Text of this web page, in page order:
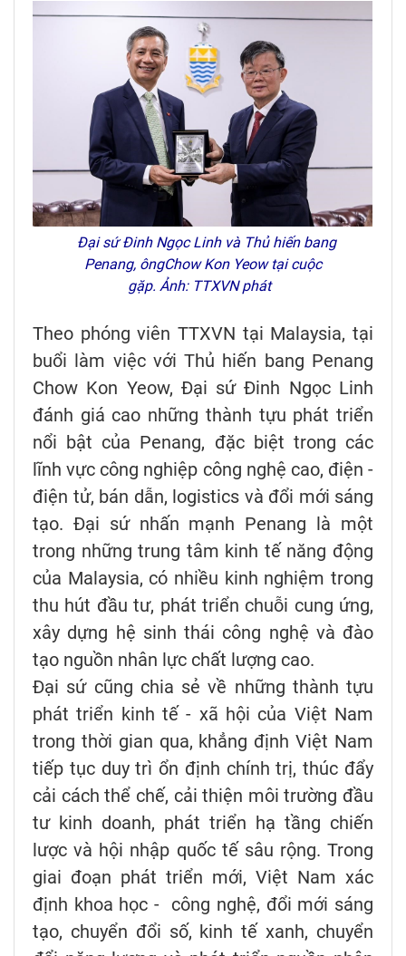
Đại sứ Đinh Ngọc Linh và Thủ hiến bang
Penang, ôngChow Kon Yeow tại cuộc
gặp. Ảnh: TTXVN phát
Theo phóng viên TTXVN tại Malaysia, tại
buổi làm việc với Thủ hiến bang Penang
Chow Kon Yeow, Đại sứ Đinh Ngọc Linh
đánh giá cao những thành tựu phát triển
nổi bật của Penang, đặc biệt trong các
lĩnh vực công nghiệp công nghệ cao, điện -
điện tử, bán dẫn, logistics và đổi mới sáng
tạo. Đại sứ nhấn mạnh Penang là một
trong những trung tâm kinh tế năng động
của Malaysia, có nhiều kinh nghiệm trong
thu hút đầu tư, phát triển chuỗi cung ứng,
xây dựng hệ sinh thái công nghệ và đào
tạo nguồn nhân lực chất lượng cao.
Đại sứ cũng chia sẻ về những thành tựu
phát triển kinh tế - xã hội của Việt Nam
trong thời gian qua, khẳng định Việt Nam
tiếp tục duy trì ổn định chính trị, thúc đẩy
cải cách thể chế, cải thiện môi trường đầu
tư kinh doanh, phát triển hạ tầng chiến
lược và hội nhập quốc tế sâu rộng. Trong
giai đoạn phát triển mới, Việt Nam xác
định khoa học - công nghệ, đổi mới sáng
tạo, chuyển đổi số, kinh tế xanh, chuyển